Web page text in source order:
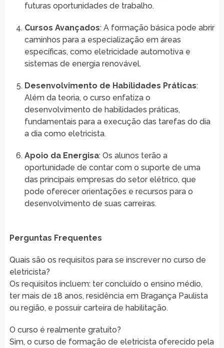
futuras oportunidades de trabalho.
Cursos Avançados: A formação básica pode abrir
caminhos para a especialização em áreas
específicas, como eletricidade automotiva e
sistemas de energia renovável.
Desenvolvimento de Habilidades Práticas:
Além da teoria, o curso enfatiza o
desenvolvimento de habilidades práticas,
fundamentais para a execução das tarefas do dia
a dia como eletricista.
Apoio da Energisa: Os alunos terão a
oportunidade de contar com o suporte de uma
das principais empresas do setor elétrico, que
pode oferecer orientações e recursos para o
desenvolvimento de suas carreiras.
Perguntas Frequentes
Quais são os requisitos para se inscrever no curso de
eletricista?
Os requisitos incluem: ter concluído o ensino médio,
ter mais de 18 anos, residência em Bragança Paulista
ou região, e possuir carteira de habilitação.
O curso é realmente gratuito?
Sim, o curso de formação de eletricista oferecido pela